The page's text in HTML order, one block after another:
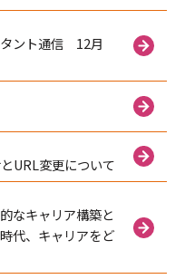
タント通信 12月
URL変更について
なキャリア構築と
代、キャリアをど